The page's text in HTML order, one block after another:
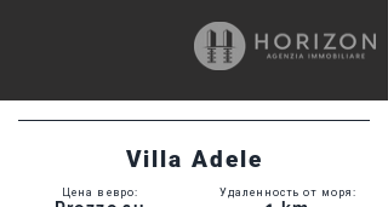
Villa Adele
Цена в евро: Удаленность от моря :